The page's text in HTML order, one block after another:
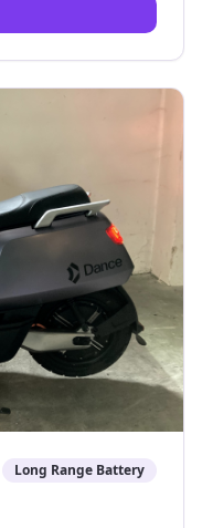
Long Range Battery